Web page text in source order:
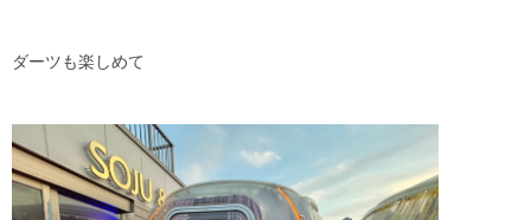
ダーツも楽しめて